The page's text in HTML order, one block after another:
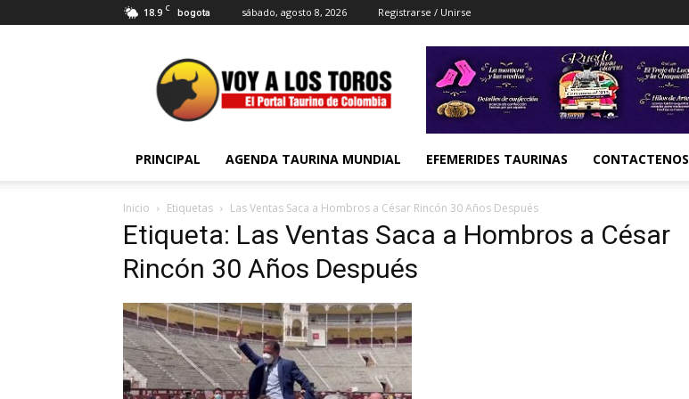
18.9 C bogota sábado, agosto 8, 2026 Registrarse / Unirse
Voy
a
Los
Toros
PRINCIPAL AGENDA TAURINA MUNDIAL EFEMERIDES TAURINAS CONTACTENOS
Inicio Etiquetas Las Ventas Saca a Hombros a César Rincón 30 Años Después
Etiqueta: Las Ventas Saca a Hombros a César
Rincón 30 Años Después